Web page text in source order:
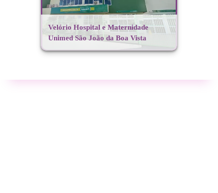
Velório Hospital e Maternidade
Unimed São João da Boa Vista